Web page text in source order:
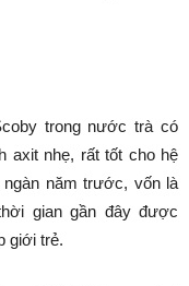
trong nước trà có
axit nhẹ, rất tốt cho hệ
năm trước, vốn là
gian gần đây được
giới trẻ.